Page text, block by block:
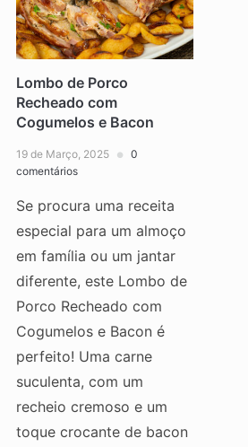
Lombo de Porco
Recheado com
Cogumelos e Bacon
19 de Março, 2025
0
comentários
Se procura uma receita
especial para um almoço
em família ou um jantar
diferente, este Lombo de
Porco Recheado com
Cogumelos e Bacon é
perfeito! Uma carne
suculenta, com um
recheio cremoso e um
toque crocante de bacon